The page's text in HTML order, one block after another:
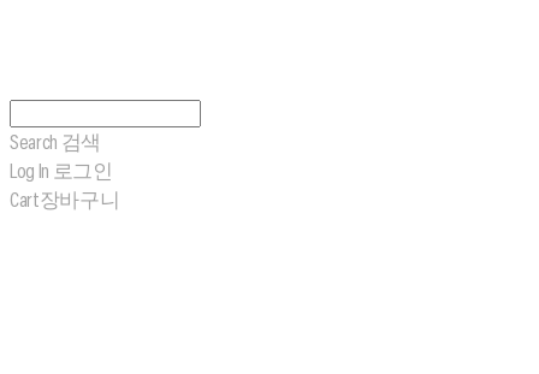
Search 검색
Log In 로그인
Cart장바구니